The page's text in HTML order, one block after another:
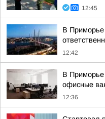
12:45
В Приморье
12:42
В Приморье
офисные
12:36